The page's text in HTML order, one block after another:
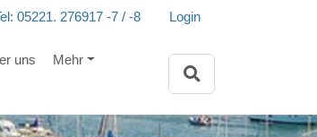
05221. 276917 -7 / -8 Login
uns Mehr